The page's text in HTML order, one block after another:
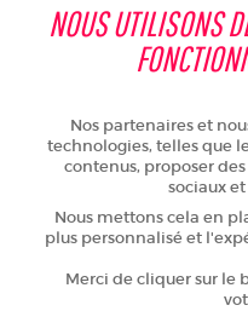
NOUS UTILISONS
Nos partenaires et
technologies, telles que
contenus, proposer
sociaux
Nous mettons cela en
plus personnalisé et
Merci de cliquer sur le